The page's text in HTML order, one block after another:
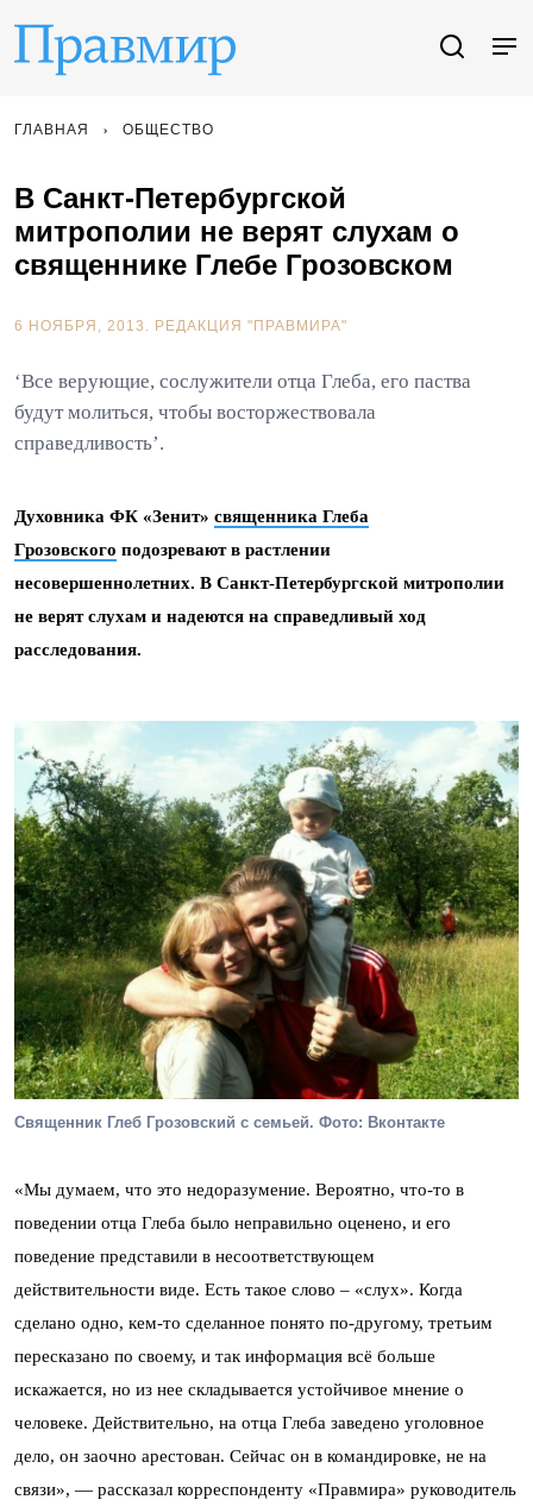
ГЛАВНАЯ ОБЩЕСТВО
В Санкт-Петербургской
митрополии не верят слухам о
священнике Глебе Грозовском
6 НОЯБРЯ, 2013. РЕДАКЦИЯ "ПРАВМИРА"
‘Все верующие, сослужители отца Глеба, его паства
будут молиться, чтобы восторжествовала
справедливость’.
Духовника ФК «Зенит» священника Глеба
Грозовского подозревают в растлении
несовершеннолетних. В Санкт-Петербургской митрополии
не верят слухам и надеются на справедливый ход
расследования.
Священник Глеб Грозовский с семьей. Фото: Вконтакте
«Мы думаем, что это недоразумение. Вероятно, что-то в
поведении отца Глеба было неправильно оценено, и его
поведение представили в несоответствующем
действительности виде. Есть такое слово – «слух». Когда
сделано одно, кем-то сделанное понято по-другому, третьим
пересказано по своему, и так информация всё больше
искажается, но из нее складывается устойчивое мнение о
человеке. Действительно, на отца Глеба заведено уголовное
дело, он заочно арестован. Сейчас он в командировке, не на
связи», — рассказал корреспонденту «Правмира» руководитель